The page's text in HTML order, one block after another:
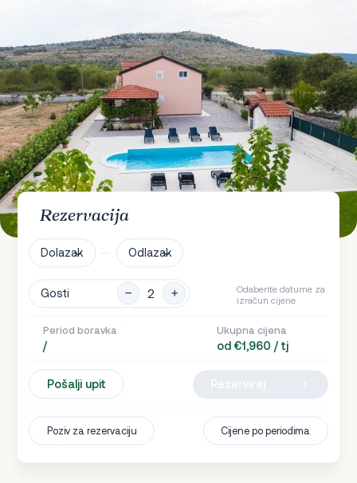
Rezervacija
Dolazak Odlazak
Gosti
Odaberite datume za
izračun cijene
Period boravka
/
Ukupna cijena
od €1,960 / tj
Pošalji upit
Poziv za rezervaciju Cijene po periodima